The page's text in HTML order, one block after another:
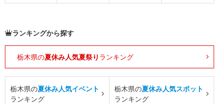
ランキングから探す
栃木県の夏休み人気夏祭り ランキング
栃木県の夏休み人気イベント
ランキング
栃木県の夏休み人気スポット
ランキング